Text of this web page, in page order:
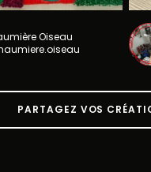
Oiseau
PARTAGEZ VOS